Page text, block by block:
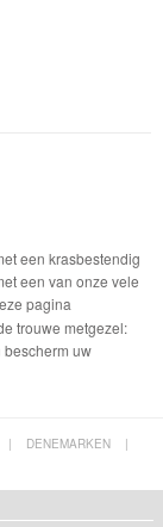
een krasbestendig
een van onze vele
pagina
trouwe metgezel:
bescherm uw
| DENEMARKEN
|